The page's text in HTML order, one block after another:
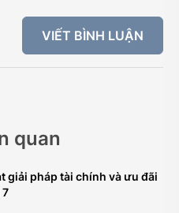
VIẾT BÌNH LUẬN
quan
giải pháp tài chính và ưu đãi